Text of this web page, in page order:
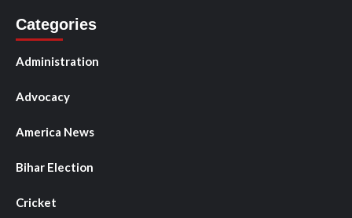
Categories
Administration
Advocacy
America News
Bihar Election
Cricket